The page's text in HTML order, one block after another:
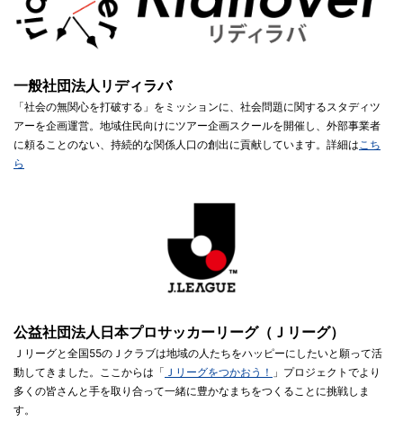
一般社団法人リディラバ
「社会の無関心を打破する」をミッションに、社会問題に関するスタディツ
アーを企画運営。地域住民向けにツアー企画スクールを開催し、外部事業者
に頼ることのない、持続的な関係人口の創出に貢献しています。詳細は こち
ら
公益社団法人日本プロサッカーリーグ（Ｊリーグ）
Ｊリーグと全国55のＪクラブは地域の人たちをハッピーにしたいと願って活
動してきました。ここからは「 Ｊリーグをつかおう！ 」プロジェクトでより
多くの皆さんと手を取り合って一緒に豊かなまちをつくることに挑戦しま
す。